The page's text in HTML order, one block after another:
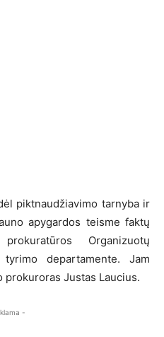
piktnaudžiavimo tarnyba ir
apygardos teisme faktų
Organizuotų
departamente. Jam
prokuroras Justas Laucius.
-